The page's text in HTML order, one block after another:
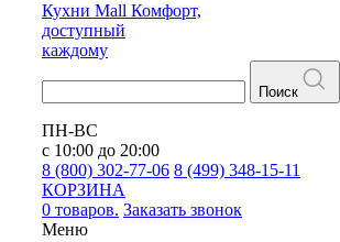
Кухни Mall Комфорт,
доступный
каждому
Поиск
ПН-ВС
с 10:00 до 20:00
8 (800) 302-77-06 8 (499) 348-15-11
КОРЗИНА
0 товаров. Заказать звонок
Меню